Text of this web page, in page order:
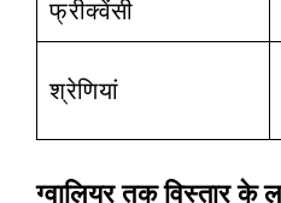
फ्रीक्वेंसी
श्रेणियां
ग्वालियर तक विस्तार के